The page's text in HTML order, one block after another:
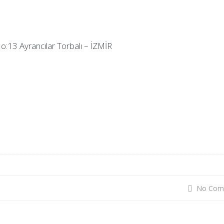
Ayrancılar Torbalı – İZMİR
No